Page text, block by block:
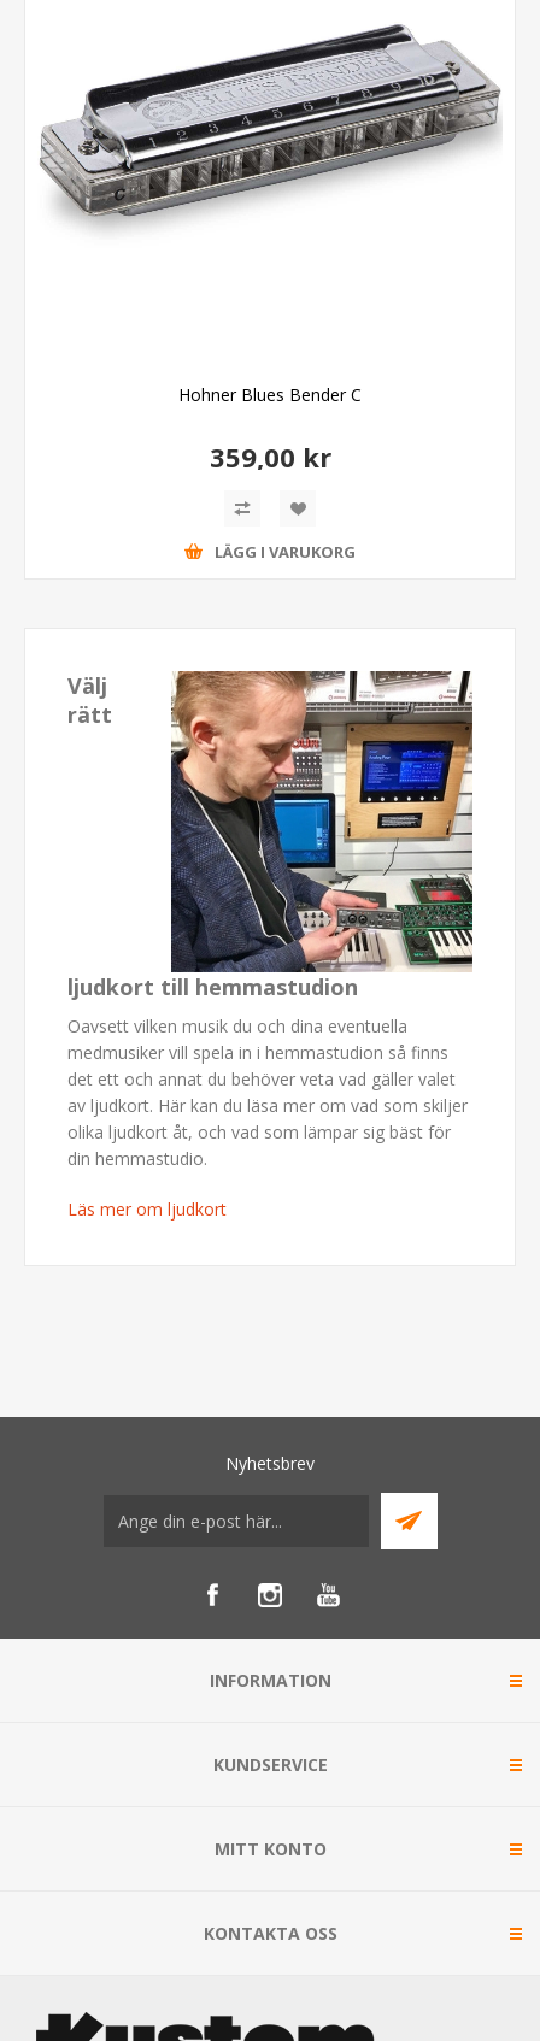
Hohner Blues Bender C
359,00 kr
LÄGG I VARUKORG
Välj
rätt
ljudkort till hemmastudion
Oavsett vilken musik du och dina eventuella
medmusiker vill spela in i hemmastudion så finns
det ett och annat du behöver veta vad gäller valet
av ljudkort. Här kan du läsa mer om vad som skiljer
olika ljudkort åt, och vad som lämpar sig bäst för
din hemmastudio.
Läs mer om ljudkort
Nyhetsbrev
INFORMATION
KUNDSERVICE
MITT KONTO
KONTAKTA OSS